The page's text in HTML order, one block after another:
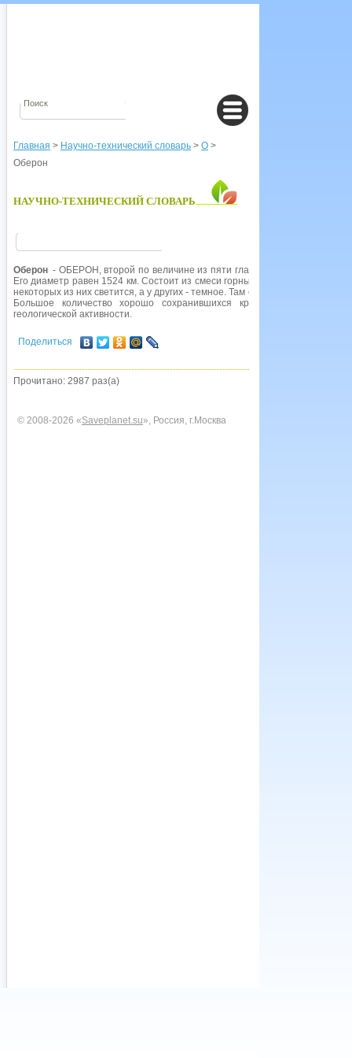
Главная > Научно-технический словарь > О >
Оберон
НАУЧНО-ТЕХНИЧЕСКИЙ СЛОВАРЬ
Оберон - ОБЕРОН, второй по величине из пяти главных спутников
Его диаметр равен 1524 км. Состоит из смеси горных пород и льда. На
некоторых из них светится, а у других - темное. Там есть также горы,
Большое количество хорошо сохранившихся кратеров является
геологической активности.
Поделиться
Прочитано: 2987 раз(а)
© 2008-2026 «Saveplanet.su», Россия, г.Москва